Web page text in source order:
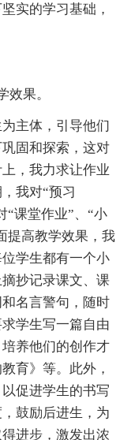
实的学习基础，
果。
主体，引导他们
固和探索，这对
，我力求让作业
我对“预习
“课堂作业”、“小
提高教学效果，我
学生都有一个小
抄记录课文、课
名言警句，随时
学生写一篇自由
养他们的创作才
育》等。此外，
促进学生的书写
鼓励后进生，为
进步，激发出浓